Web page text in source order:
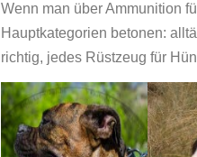
Wenn man über Ammunition
Hauptkategorien betonen:
richtig, jedes Rüstzeug für